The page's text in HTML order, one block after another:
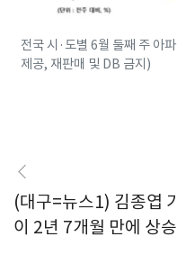
전국 시·도별 6월 둘째 주 아
제공, 재판매 및 DB 금지)
(대구=뉴스1) 김종엽
이 2년 7개월 만에 상